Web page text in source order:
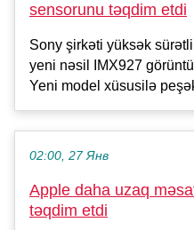
sensorunu təqdim etdi
Sony şirkəti yüksək
yeni nəsil IMX927
Yeni model xüsusilə
02:00, 27 Янв
Apple daha uzaq
təqdim etdi